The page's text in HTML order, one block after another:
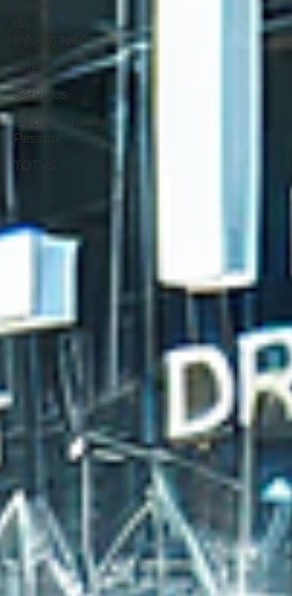
Informação
ERPs
Serviços
Departamento
Pessoal
TOTVS